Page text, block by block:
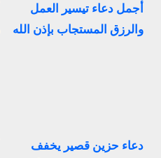
أجمل دعاء تيسير العمل
والرزق المستجاب بإذن الله
دعاء حزين قصير يخفف